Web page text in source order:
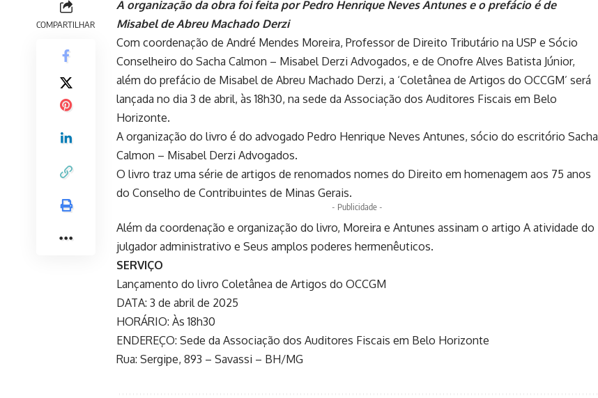
COMPARTILHAR
A organização da obra foi feita por Pedro Henrique Neves Antunes e o prefácio é de
Misabel de Abreu Machado Derzi
Com coordenação de André Mendes Moreira, Professor de Direito Tributário na USP e Sócio
Conselheiro do Sacha Calmon – Misabel Derzi Advogados, e de Onofre Alves Batista Júnior,
além do prefácio de Misabel de Abreu Machado Derzi, a ‘Coletânea de Artigos do OCCGM’ será
lançada no dia 3 de abril, às 18h30, na sede da Associação dos Auditores Fiscais em Belo
Horizonte.
A organização do livro é do advogado Pedro Henrique Neves Antunes, sócio do escritório Sacha
Calmon – Misabel Derzi Advogados.
O livro traz uma série de artigos de renomados nomes do Direito em homenagem aos 75 anos
do Conselho de Contribuintes de Minas Gerais.
- Publicidade -
Além da coordenação e organização do livro, Moreira e Antunes assinam o artigo A atividade do
julgador administrativo e Seus amplos poderes hermenêuticos.
SERVIÇO
Lançamento do livro Coletânea de Artigos do OCCGM
DATA: 3 de abril de 2025
HORÁRIO: Às 18h30
ENDEREÇO: Sede da Associação dos Auditores Fiscais em Belo Horizonte
Rua: Sergipe, 893 – Savassi – BH/MG